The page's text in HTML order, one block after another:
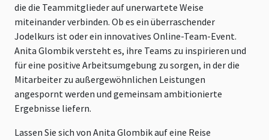
die die Teammitglieder auf unerwartete Weise
miteinander verbinden. Ob es ein überraschender
Jodelkurs ist oder ein innovatives Online-Team-Event.
Anita Glombik versteht es, ihre Teams zu inspirieren und
für eine positive Arbeitsumgebung zu sorgen, in der die
Mitarbeiter zu außergewöhnlichen Leistungen
angespornt werden und gemeinsam ambitionierte
Ergebnisse liefern.
Lassen Sie sich von Anita Glombik auf eine Reise